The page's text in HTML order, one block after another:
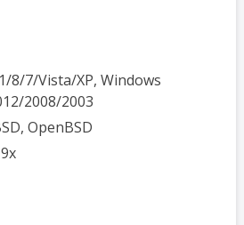
8/7/Vista/XP, Windows
2008/2003
OpenBSD